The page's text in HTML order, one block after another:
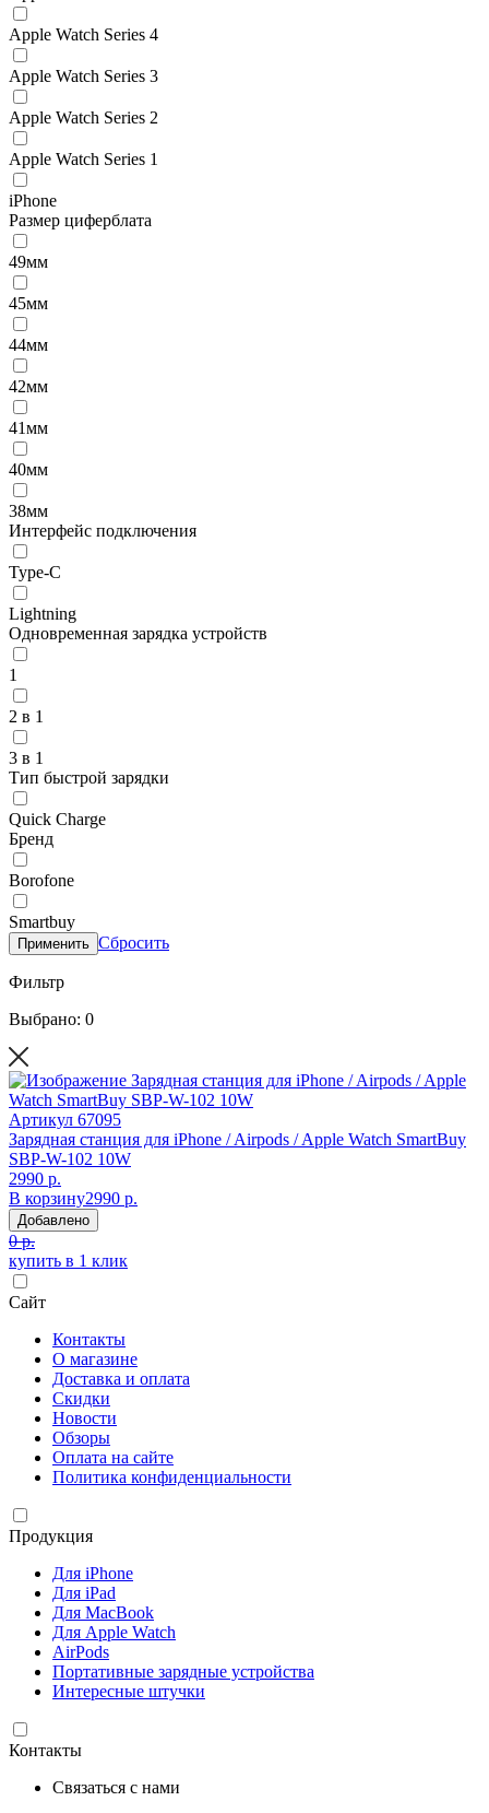
Apple Watch Series 4
Apple Watch Series 3
Apple Watch Series 2
Apple Watch Series 1
iPhone
Размер циферблата
49мм
45мм
44мм
42мм
41мм
40мм
38мм
Интерфейс подключения
Type-C
Lightning
Одновременная зарядка устройств
1
2 в 1
3 в 1
Тип быстрой зарядки
Quick Charge
Бренд
Borofone
Smartbuy
Применить Сбросить
Фильтр
Выбрано: 0
Артикул 67095
Зарядная станция для iPhone / Airpods / Apple Watch SmartBuy
SBP-W-102 10W
2990 р.
В корзину2990 р.
Добавлено
0 р.
купить в 1 клик
Сайт
Контакты
О магазине
Доставка и оплата
Скидки
Новости
Обзоры
Оплата на сайте
Политика конфиденциальности
Продукция
Для iPhone
Для iPad
Для MacBook
Для Apple Watch
AirPods
Портативные зарядные устройства
Интересные штучки
Контакты
Связаться с нами